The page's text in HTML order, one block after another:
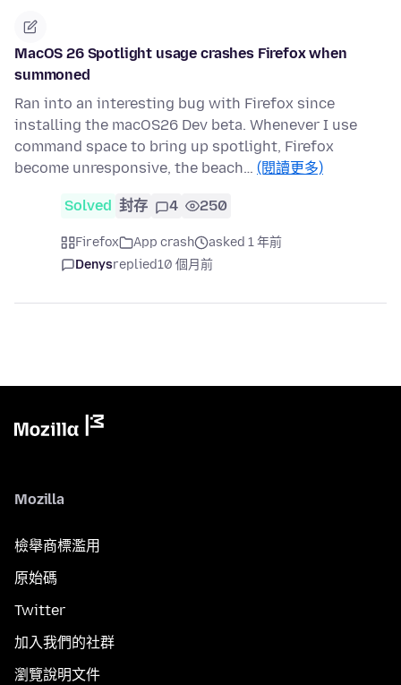
MacOS 26 Spotlight usage crashes Firefox when
summoned
Ran into an interesting bug with Firefox since
installing the macOS26 Dev beta. Whenever I use
command space to bring up spotlight, Firefox
become unresponsive, the beach… (閱讀更多)
Solved 封存 4 250
Firefox App crash
asked 1 年前
Denysreplied10 個月前
Mozilla
檢舉商標濫用
原始碼
Twitter
加入我們的社群
瀏覽說明文件